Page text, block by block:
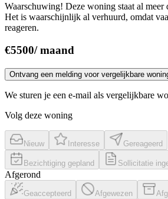
Waarschuwing! Deze woning staat al meer
Het is waarschijnlijk al verhuurd, omdat
reageren.
€5500/maand
Ontvang een melding voor vergelijkbare
We sturen je een e-mail als vergelijkbare
Volg deze woning
Nieuw Interesse Gereageerd
Bezichtiging gepland Sollicitatie
Afgerond
Geaccepteerd Afgewezen